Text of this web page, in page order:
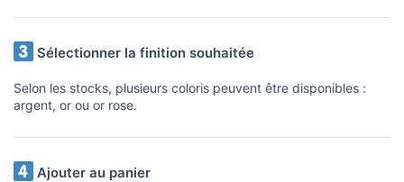
Sélectionner la finition souhaitée
Selon les stocks, plusieurs coloris peuvent être disponibles :
argent, or ou or rose.
Ajouter au panier